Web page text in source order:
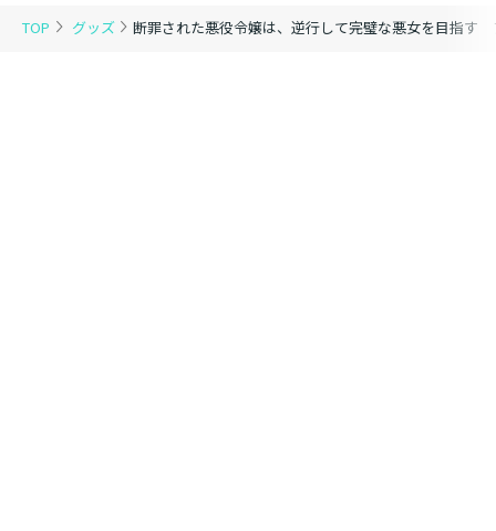
TOP グッズ 断罪された悪役令嬢は、逆行して完璧な悪女を目指す